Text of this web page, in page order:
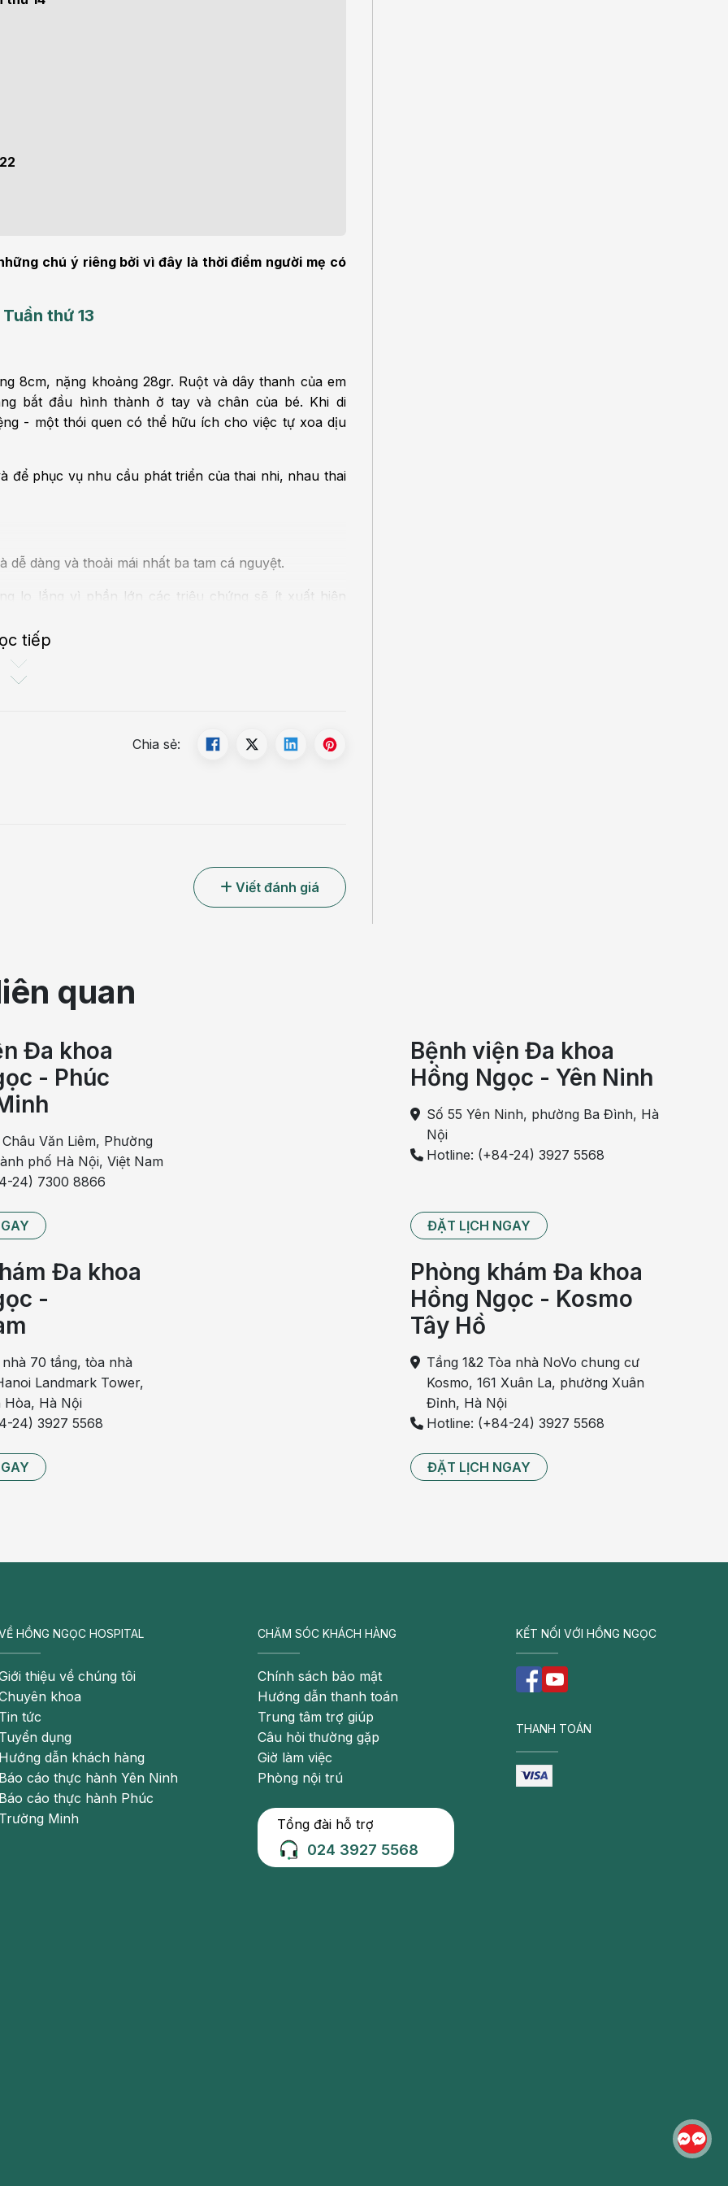
chú ý riêng bởi vì đây là thời điểm người mẹ có
thứ 13
8cm, nặng khoảng 28gr. Ruột và dây thanh của em
bắt đầu hình thành ở tay và chân của bé. Khi di
- một thói quen có thể hữu ích cho việc tự xoa dịu
phục vụ nhu cầu phát triển của thai nhi, nhau thai
dàng và thoải mái nhất ba tam cá nguyệt.
lo lắng vì phần lớn các triệu chứng sẽ ít xuất hiện
không mùi.
dục để tăng cảm giác gắn kết với bạn đời nhưng nhớ
quan hệ để tránh viêm nhiễm. Mẹ cũng nên quan hệ
hoặc sẩy thai, hoặc bị
còn gọi là folate) tự nhiên được tìm thấy tự nhiên
bông cải xanh và sữa, và được bổ sung thông qua
sự phát triển của ống thần kinh.
răng chắc khỏe. Nhưng canxi cũng rất tốt cho cơ
và ngăn ngừa loãng xương sau này trong cuộc sống,
đậu nành, lá xanh, cá mòi, cá hồi đóng hộp và bông
bằng cách ăn các thực phẩm giàu chất sắt như thịt
khô và khoai tây còn nguyên vỏ. Bác sĩ của bạn có
sau tuần 20 để duy trì chất sắt khi nhu cầu máu tăng
tiếp
Chia sẻ:
Viết đánh giá
quan
Đa khoa
- Phúc
Văn Liêm, Phường
phố Hà Nội, Việt Nam
24) 7300 8866
Bệnh viện Đa khoa
Hồng Ngọc - Yên Ninh
Số 55 Yên Ninh, phường Ba Đình, Hà
Nội
Hotline: (+84-24) 3927 5568
ĐẶT LỊCH NGAY
Đa khoa
-
nhà 70 tầng, tòa nhà
Landmark Tower,
Hòa, Hà Nội
24) 3927 5568
Phòng khám Đa khoa
Hồng Ngọc - Kosmo
Tây Hồ
Tầng 1&2 Tòa nhà NoVo chung cư
Kosmo, 161 Xuân La, phường Xuân
Đỉnh, Hà Nội
Hotline: (+84-24) 3927 5568
ĐẶT LỊCH NGAY
HỒNG NGỌC HOSPITAL
thiệu về chúng tôi
khoa
Tin tức
Tuyển dụng
Hướng dẫn khách hàng
Báo cáo thực hành Yên Ninh
Báo cáo thực hành Phúc
Trường Minh
CHĂM SÓC KHÁCH HÀNG
Chính sách bảo mật
Hướng dẫn thanh toán
Trung tâm trợ giúp
Câu hỏi thường gặp
Giờ làm việc
Phòng nội trú
Tổng đài hỗ trợ
024 3927 5568
KẾT NỐI VỚI HỒNG NGỌC
THANH TOÁN